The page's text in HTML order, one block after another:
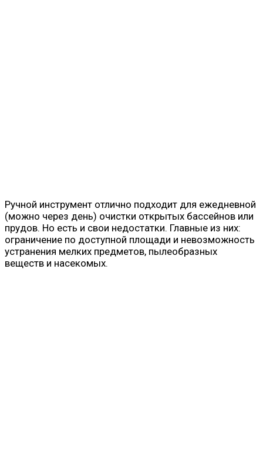
Ручной инструмент отлично подходит для ежедневной
(можно через день) очистки открытых бассейнов или
прудов. Но есть и свои недостатки. Главные из них:
ограничение по доступной площади и невозможность
устранения мелких предметов, пылеобразных
веществ и насекомых.